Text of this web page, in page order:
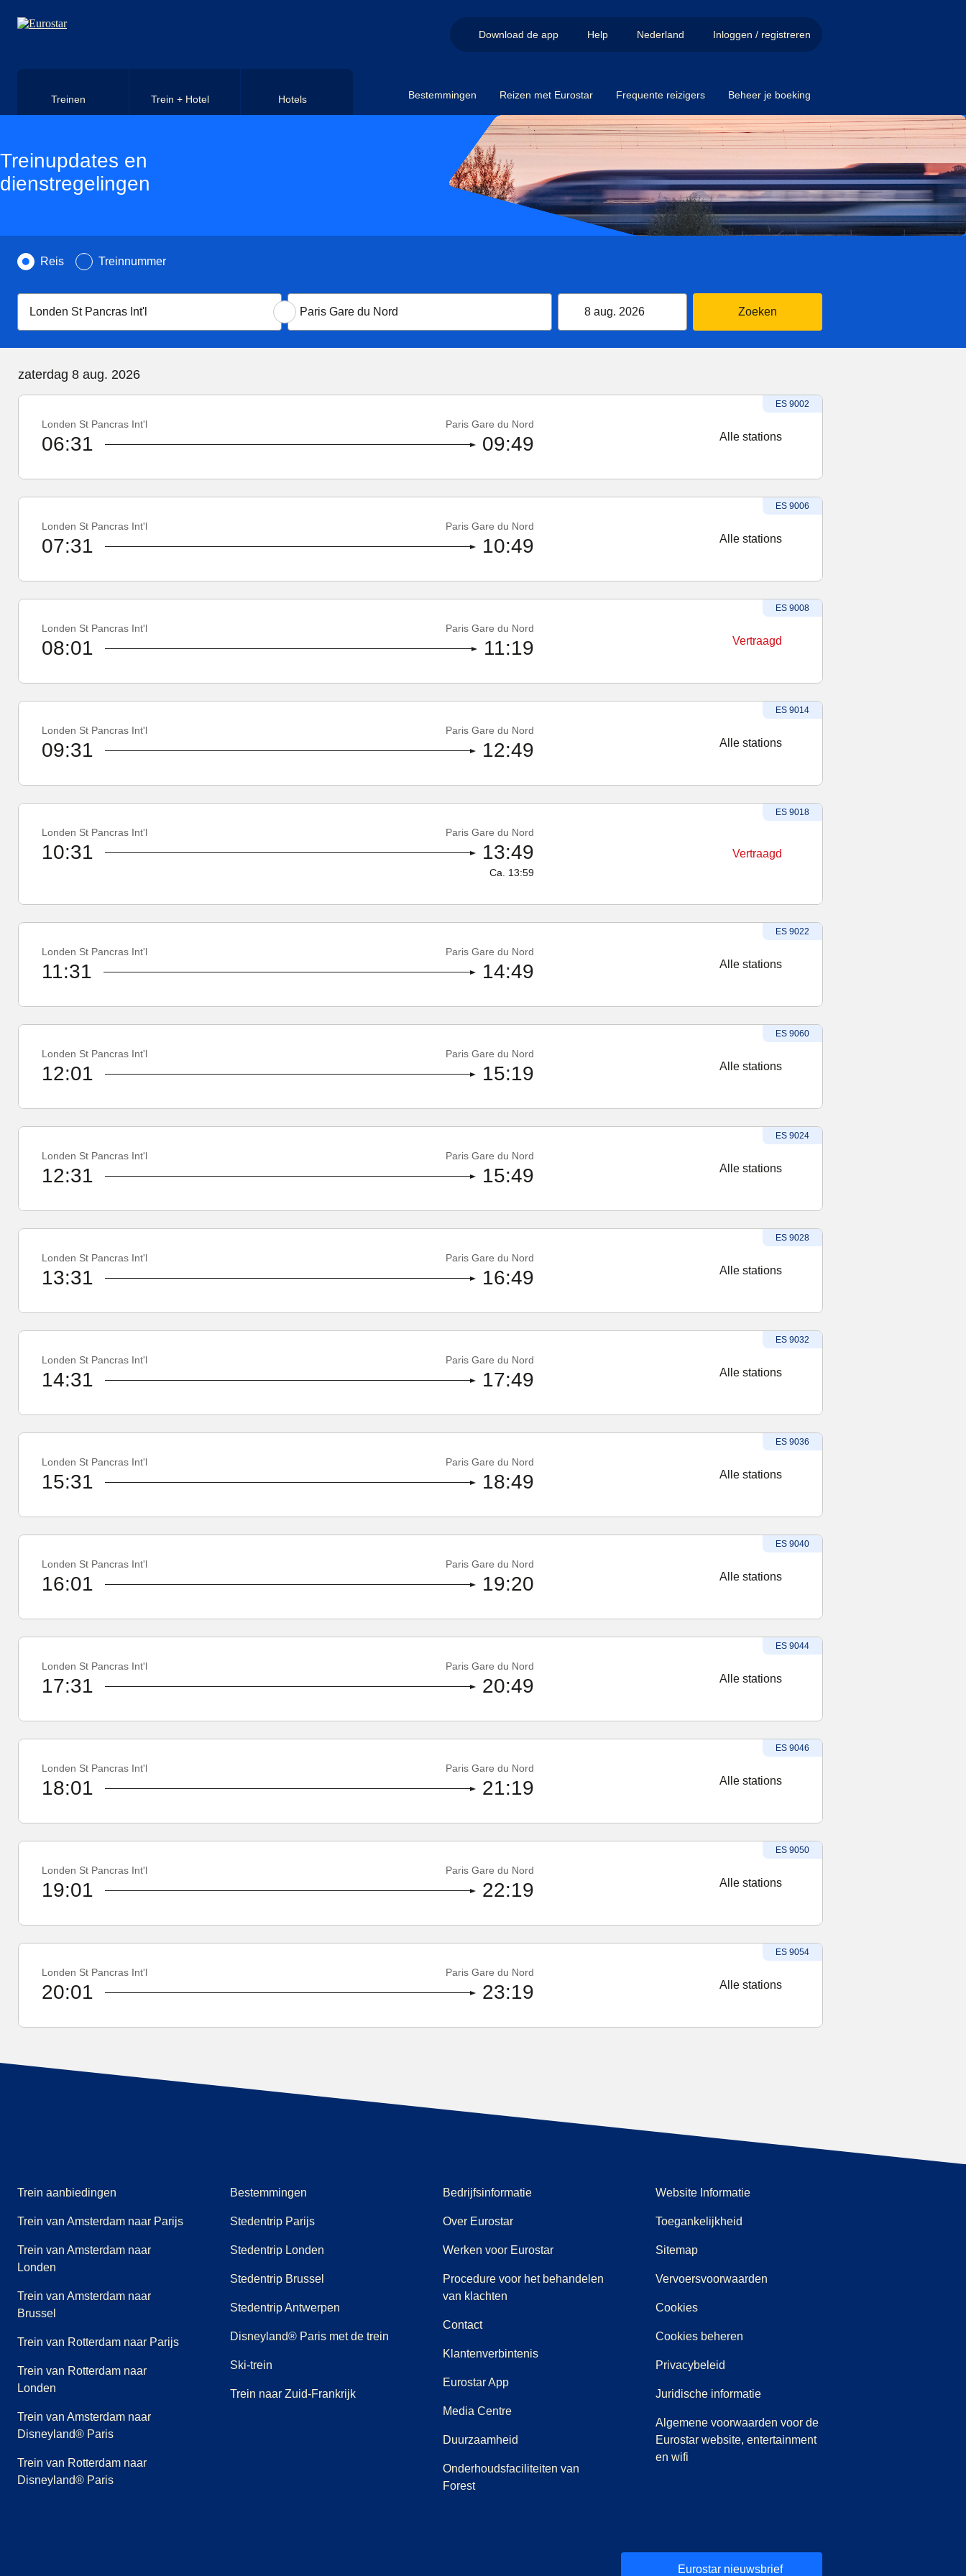
Download de app Help Nederland Inloggen / registreren
Treinen Trein + Hotel Hotels Bestemmingen Reizen met Eurostar Frequente reizigers Beheer je boeking
Treinupdates en
dienstregelingen
Zoek op
Reis Treinnummer
8 aug. 20268 augustus 2026
Kalender openen Zoeken
zaterdag 8 aug. 2026zaterdag 8 augustus 2026
Treinnummer
ES 9002
Londen St Pancras Int'l Paris Gare du Nord
06:31 09:49 Alle stations
Treinnummer
ES 9006
Londen St Pancras Int'l Paris Gare du Nord
07:31 10:49 Alle stations
Treinnummer
ES 9008-
Londen St Pancras Int'l Paris Gare du Nord
08:01 11:19 Vertraagd
Treinnummer
ES 9014
Londen St Pancras Int'l Paris Gare du Nord
09:31 12:49 Alle stations
Treinnummer
ES 9018-
Londen St Pancras Int'l Paris Gare du Nord
10:31 13:49
Ca. 13:59
Vertraagd
Treinnummer
ES 9022
Londen St Pancras Int'l Paris Gare du Nord
11:31 14:49 Alle stations
Treinnummer
ES 9060
Londen St Pancras Int'l Paris Gare du Nord
12:01 15:19 Alle stations
Treinnummer
ES 9024
Londen St Pancras Int'l Paris Gare du Nord
12:31 15:49 Alle stations
Treinnummer
ES 9028
Londen St Pancras Int'l Paris Gare du Nord
13:31 16:49 Alle stations
Treinnummer
ES 9032
Londen St Pancras Int'l Paris Gare du Nord
14:31 17:49 Alle stations
Treinnummer
ES 9036
Londen St Pancras Int'l Paris Gare du Nord
15:31 18:49 Alle stations
Treinnummer
ES 9040
Londen St Pancras Int'l Paris Gare du Nord
16:01 19:20 Alle stations
Treinnummer
ES 9044
Londen St Pancras Int'l Paris Gare du Nord
17:31 20:49 Alle stations
Treinnummer
ES 9046
Londen St Pancras Int'l Paris Gare du Nord
18:01 21:19 Alle stations
Treinnummer
ES 9050
Londen St Pancras Int'l Paris Gare du Nord
19:01 22:19 Alle stations
Treinnummer
ES 9054
Londen St Pancras Int'l Paris Gare du Nord
20:01 23:19 Alle stations
Trein aanbiedingen
Trein van Amsterdam naar Parijs
Trein van Amsterdam naar
Londen
Trein van Amsterdam naar
Brussel
Trein van Rotterdam naar Parijs
Trein van Rotterdam naar
Londen
Trein van Amsterdam naar
Disneyland® Paris
Trein van Rotterdam naar
Disneyland® Paris
Bestemmingen
Stedentrip Parijs
Stedentrip Londen
Stedentrip Brussel
Stedentrip Antwerpen
Disneyland® Paris met de trein
Ski-trein
Trein naar Zuid-Frankrijk
Bedrijfsinformatie
Over Eurostar
Werken voor Eurostar
Procedure voor het behandelen
van klachten
Contact
Klantenverbintenis
Eurostar App
Media Centre(
Duurzaamheid
Onderhoudsfaciliteiten van
Forest
Website Informatie
Toegankelijkheid
Sitemap
Vervoersvoorwaarden
Cookies
Cookies beheren
Privacybeleid
Juridische informatie
Algemene voorwaarden voor de
Eurostar website, entertainment
en wifi
Eurostar nieuwsbrief